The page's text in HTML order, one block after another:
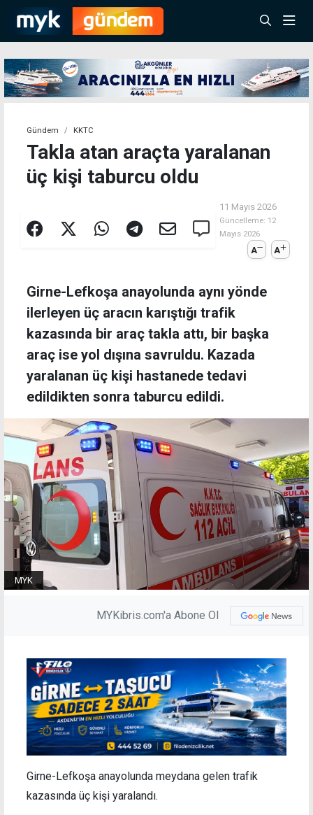
Gündem KKTC
Takla atan araçta yaralanan
üç kişi taburcu oldu
11 Mayıs 2026
Güncelleme: 12
Mayıs 2026
A A
Girne-Lefkoşa anayolunda aynı yönde
ilerleyen üç aracın karıştığı trafik
kazasında bir araç takla attı, bir başka
araç ise yol dışına savruldu. Kazada
yaralanan üç kişi hastanede tedavi
edildikten sonra taburcu edildi.
MYK
MYKibris.com'a Abone Ol
Girne-Lefkoşa anayolunda meydana gelen trafik
kazasında üç kişi yaralandı.